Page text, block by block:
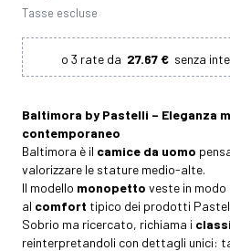
Tasse escluse
27.67 €
Baltimora by Pastelli – Eleganza
contemporaneo
Baltimora è il camice da uomo
valorizzare le stature medio-alte.
Il modello monopetto veste in modo
al comfort tipico dei prodotti
Sobrio ma ricercato, richiama i
reinterpretandoli con dettagli unici: